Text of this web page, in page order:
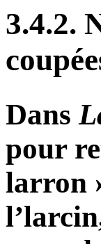
3.4.2.
Dans
pour
larron